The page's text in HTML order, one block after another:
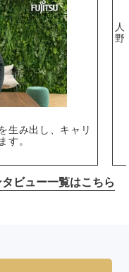
生み出し、キャリ
す。
人
野
ビュー一覧はこちら